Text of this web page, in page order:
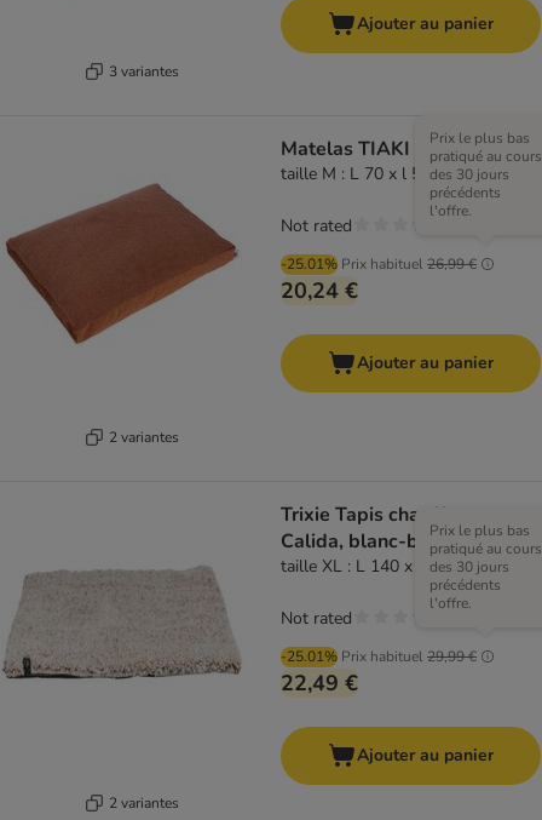
3 variantes
Ajouter au panier
2 variantes
Matelas TIAKI Teddy, cuivre
taille M : L 70 x l 50 x H 10 cm
-25.01% Prix habituel26,99 €
Prix le plus bas
pratiqué au cours
des 30 jours
précédents
l'offre.
20,24 €
Not rated
Ajouter au panier
2 variantes
Trixie Tapis chauffant
Calida, blanc-brun
taille XL : L 140 x l 85 cm
-25.01% Prix habituel29,99 €
Prix le plus bas
pratiqué au cours
des 30 jours
précédents
l'offre.
22,49 €
Not rated
Ajouter au panier